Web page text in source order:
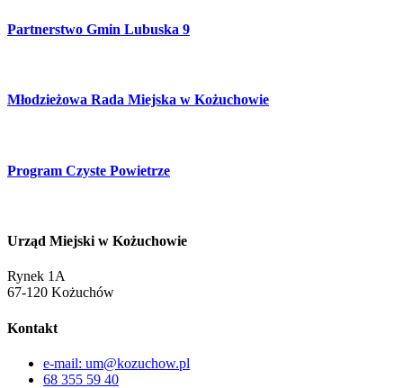
Partnerstwo Gmin Lubuska 9
Młodzieżowa Rada Miejska w Kożuchowie
Program Czyste Powietrze
Urząd Miejski w Kożuchowie
Rynek 1A
67-120 Kożuchów
Kontakt
e-mail: um@kozuchow.pl
68 355 59 40